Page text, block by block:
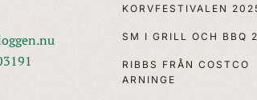
KORVFESTIVALEN
SM I GRILL OCH BBQ
RIBBS FRÅN COSTCO
ARNINGE